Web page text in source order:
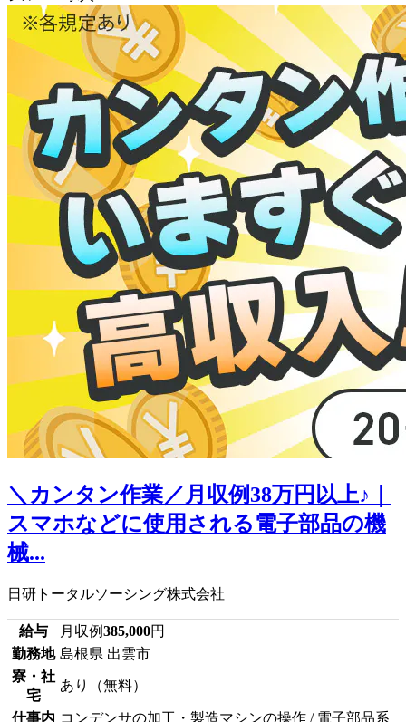
＼カンタン作業／月収例38万円以上♪｜
スマホなどに使用される電子部品の機
械...
日研トータルソーシング株式会社
給与 月収例385,000円
勤務地 島根県 出雲市
寮・社
宅
あり（無料）
仕事内 コンデンサの加工・製造マシンの操作 / 電子部品系